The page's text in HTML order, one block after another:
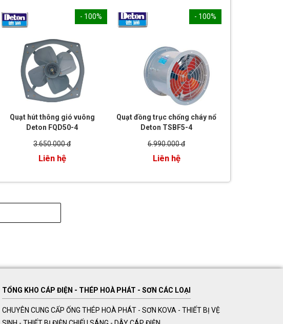
- 100%
Quạt hút thông gió vuông
Deton FQD50-4
3.650.000 đ
Liên hệ
- 100%
Quạt đồng trục chống cháy nổ
Deton TSBF5-4
6.990.000 đ
Liên hệ
TỔNG KHO CÁP ĐIỆN - THÉP HOÀ PHÁT - SƠN CÁC LOẠI
CHUYÊN CUNG CẤP ỐNG THÉP HOÀ PHÁT - SƠN KOVA - THIẾT BỊ VỆ